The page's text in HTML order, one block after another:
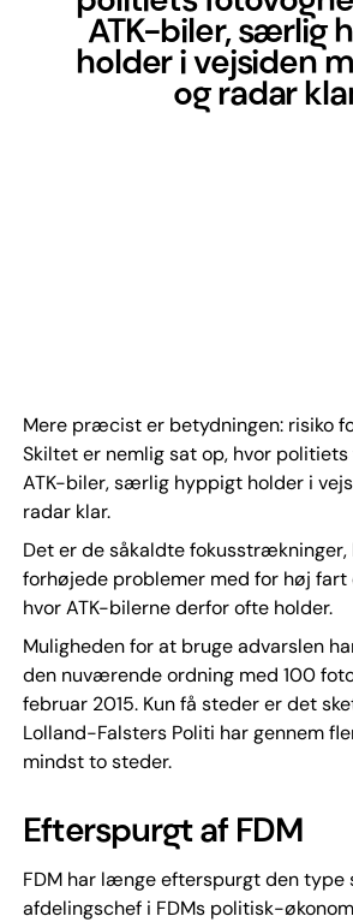
ATK-biler, særlig
holder i vejsiden
og radar
Mere præcist er betydningen: risiko
Skiltet er nemlig sat op, hvor
ATK-biler, særlig hyppigt holder i
radar klar.
Det er de såkaldte fokusstrækninger,
forhøjede problemer med for høj fart
hvor ATK-bilerne derfor ofte holder.
Muligheden for at bruge advarslen
den nuværende ordning med 100
februar 2015. Kun få steder er det
Lolland-Falsters Politi har gennem
mindst to steder.
Efterspurgt af FDM
FDM har længe efterspurgt den type
afdelingschef i FDMs politisk-